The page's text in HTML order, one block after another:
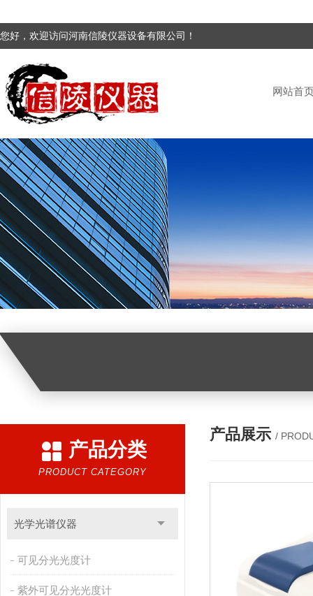
您好，欢迎访问河南信陵仪器设备有限公司！
网站首
产品分类
PRODUCT CATEGORY
光学光谱仪器
可见分光光度计
紫外可见分光光度计
产品展示 /